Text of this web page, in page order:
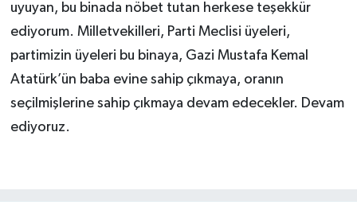
uyuyan, bu binada nöbet tutan herkese teşekkür
ediyorum. Milletvekilleri, Parti Meclisi üyeleri,
partimizin üyeleri bu binaya, Gazi Mustafa Kemal
Atatürk’ün baba evine sahip çıkmaya, oranın
seçilmişlerine sahip çıkmaya devam edecekler. Devam
ediyoruz.